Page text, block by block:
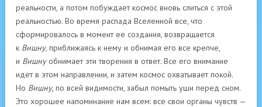
реальности, а потом побуждает космос вновь слиться с этой
реальностью. Во время распада Вселенной все, что
сформировалось в момент ее создания, возвращается
к Вишну, приближаясь к нему и обнимая его все крепче,
и Вишнуобнимает эти творения в ответ. Все его внимание
идет в этом направлении, и затем космос охватывает покой.
Но Вишну, по всей видимости, забыл помыть уши перед сном.
Это хорошее напоминание нам всем: все свои органы чувств —